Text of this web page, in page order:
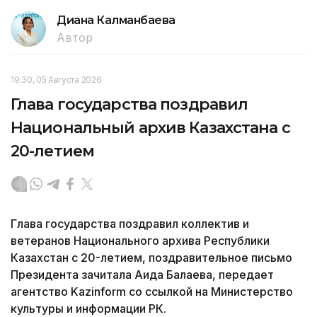
Диана Калманбаева
Автор
19:30, 05 Августа 2026
Глава государства поздравил
Национальный архив Казахстана с
20-летием
Глава государства поздравил коллектив и
ветеранов Национального архива Республики
Казахстан с 20-летием, поздравительное письмо
Президента зачитала Аида Балаева, передает
агентство Kazinform со ссылкой на Министерство
культуры и информации РК.